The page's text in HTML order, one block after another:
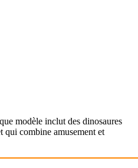
modèle inclut des dinosaures
qui combine amusement et